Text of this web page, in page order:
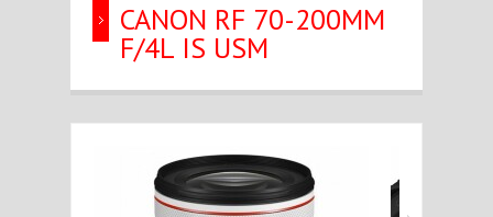
CANON RF 70-200MM
F/4L IS USM